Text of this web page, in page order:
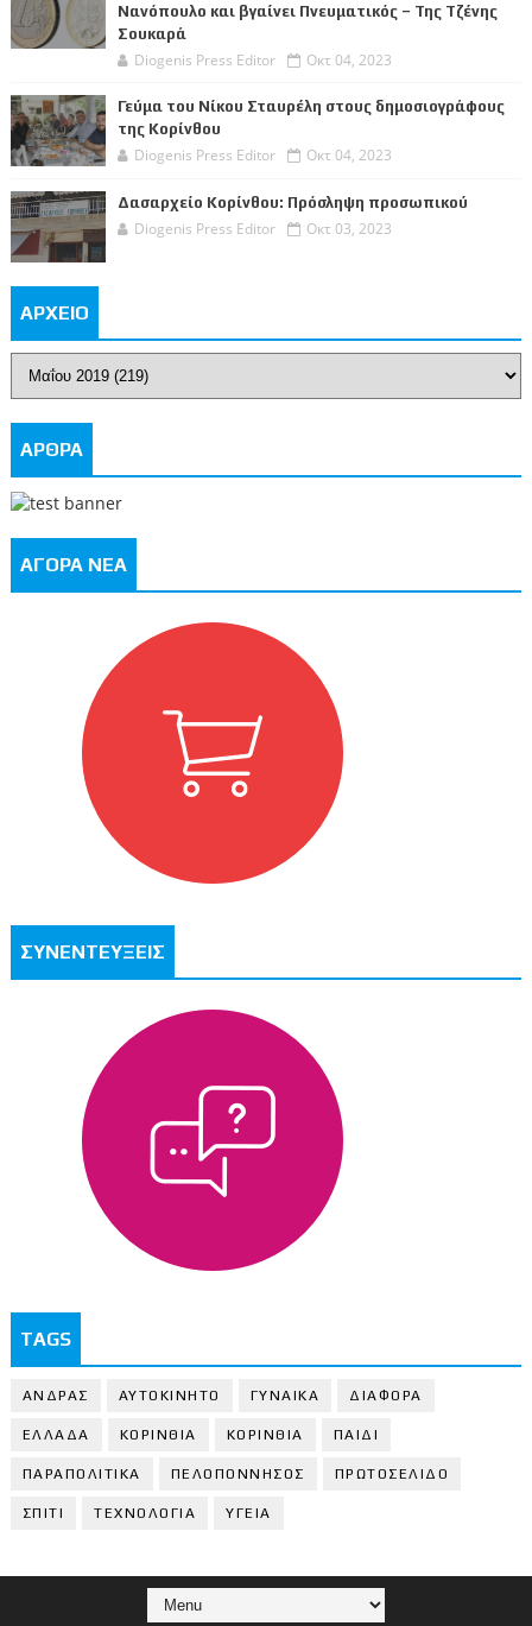
Νανόπουλο και βγαίνει Πνευματικός – Της Τζένης
Σουκαρά
Diogenis Press Editor Οκτ 04, 2023
Γεύμα του Νίκου Σταυρέλη στους δημοσιογράφους
της Κορίνθου
Diogenis Press Editor Οκτ 04, 2023
Δασαρχείο Κορίνθου: Πρόσληψη προσωπικού
Diogenis Press Editor Οκτ 03, 2023
ΑΡΧΕΙΟ
ΑΡΘΡΑ
ΑΓΟΡΑ ΝΕΑ
ΣΥΝΕΝΤΕΥΞΕΙΣ
TAGS
ΑΝΔΡΑΣ ΑΥΤΟΚΙΝΗΤΟ ΓΥΝΑΙΚΑ ΔΙΑΦΟΡΑ
ΕΛΛΑΔΑ ΚΟΡΙΝΘΙΑ ΚΟΡΙΝΘΙA ΠΑΙΔΙ
ΠΑΡΑΠΟΛΙΤΙΚΑ ΠΕΛΟΠΟΝΝΗΣΟΣ ΠΡΩΤΟΣΕΛΙΔΟ
ΣΠΙΤΙ ΤΕΧΝΟΛΟΓΙΑ ΥΓΕΙΑ